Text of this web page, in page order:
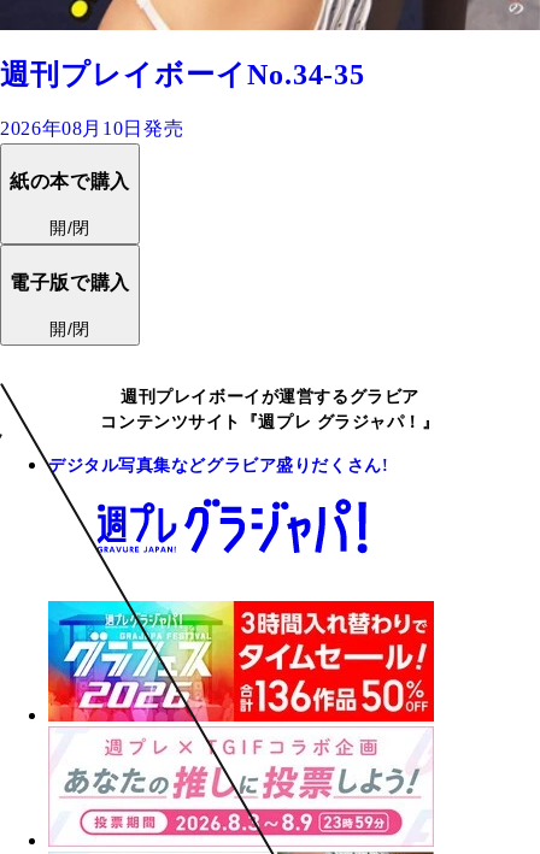
週刊プレイボーイNo.34-35
2026年08月10日発売
紙の本で購入
開/閉
電子版で購入
開/閉
週刊プレイボーイが運営するグラビア
コンテンツサイト『週プレ グラジャパ！』
デジタル写真集などグラビア盛りだくさん!